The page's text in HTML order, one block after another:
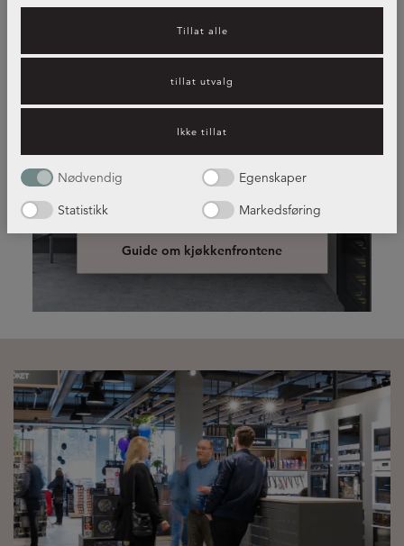
Tillat alle
tillat utvalg
Ikke tillat
Nødvendig
Egenskaper
Statistikk
Markedsføring
kjøkkenfrontene i forskjellige
stiler og farger
Guide om kjøkkenfrontene